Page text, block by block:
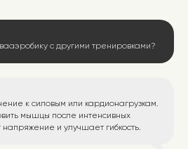
с другими тренировками?
к силовым или кардионагрузкам.
мышцы после интенсивных
и улучшает гибкость.
ждём вас по